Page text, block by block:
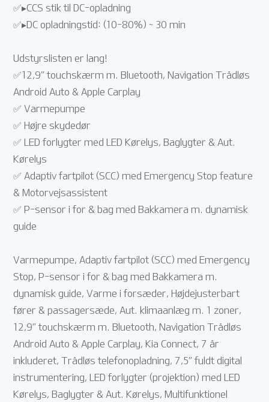
✅▸CCS stik til DC-opladning
✅▸DC opladningstid: (10-80%) ~ 30 min
Udstyrslisten er lang!
✅12,9” touchskærm m. Bluetooth, Navigation Trådløs
Android Auto & Apple Carplay
✅ Varmepumpe
✅ Højre skydedør
✅ LED forlygter med LED Kørelys, Baglygter & Aut.
Kørelys
✅ Adaptiv fartpilot (SCC) med Emergency Stop feature
& Motorvejsassistent
✅ P-sensor i for & bag med Bakkamera m. dynamisk
guide
Varmepumpe, Adaptiv fartpilot (SCC) med Emergency
Stop, P-sensor i for & bag med Bakkamera m.
dynamisk guide, Varme i forsæder, Højdejusterbart
fører & passagersæde, Aut. klimaanlæg m. 1 zoner,
12,9” touchskærm m. Bluetooth, Navigation Trådløs
Android Auto & Apple Carplay, Kia Connect, 7 år
inkluderet, Trådløs telefonopladning, 7,5” fuldt digital
instrumentering, LED forlygter (projektion) med LED
Kørelys, Baglygter & Aut. Kørelys, Multifunktionel